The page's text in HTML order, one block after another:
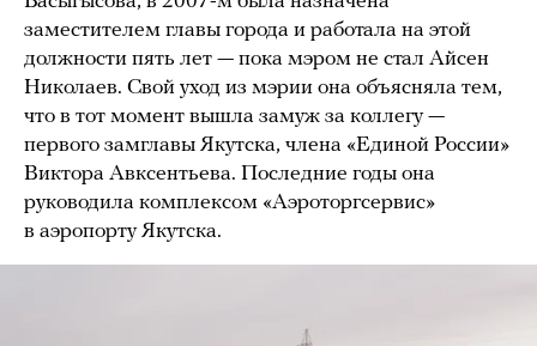
заместителем главы города и работала на этой
должности пять лет — пока мэром не стал Айсен
Николаев. Свой уход из мэрии она объясняла тем,
что в тот момент вышла замуж за коллегу —
первого замглавы Якутска, члена «Единой России»
Виктора Авксентьева. Последние годы она
руководила комплексом «Аэроторгсервис»
в аэропорту Якутска.